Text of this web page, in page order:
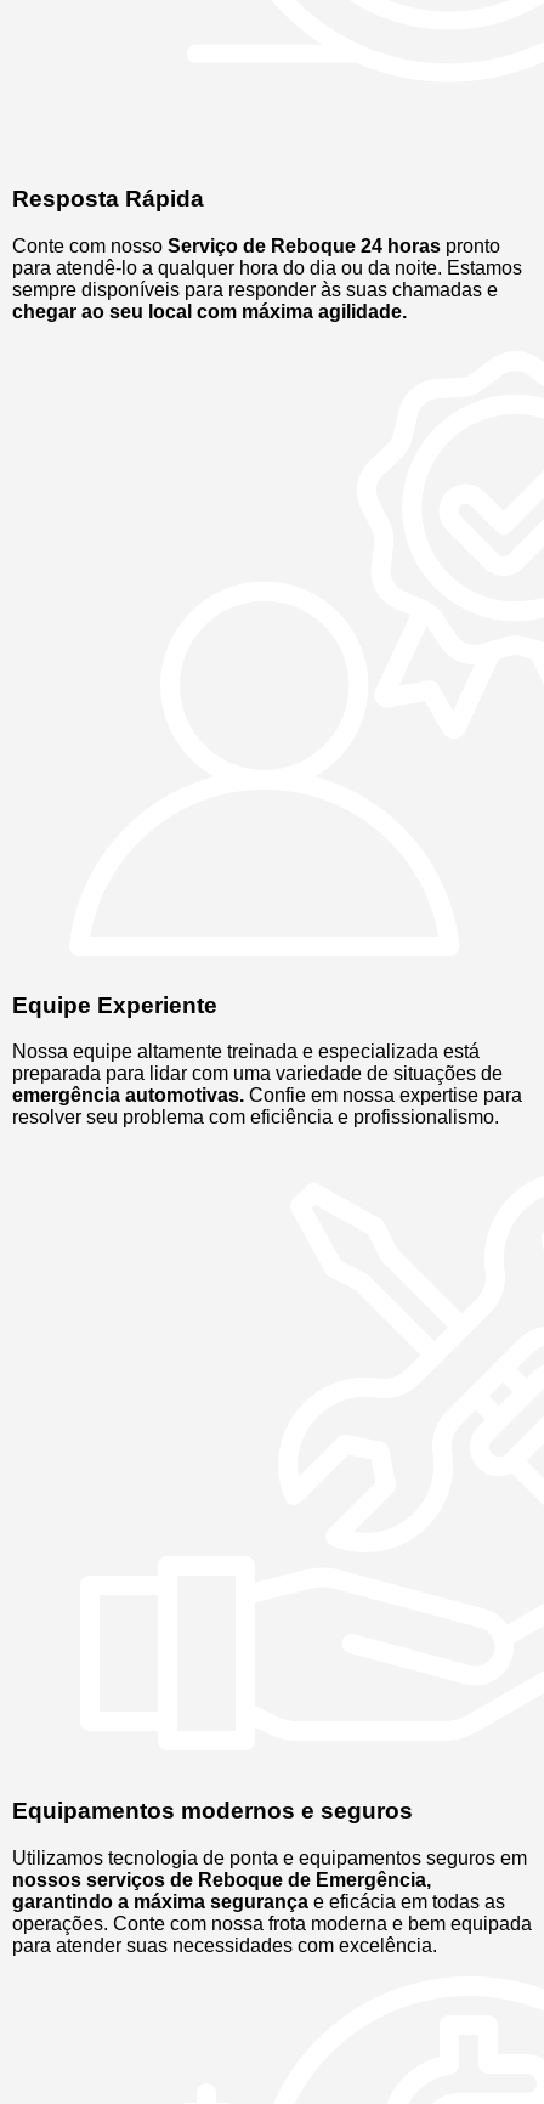
Resposta Rápida
Conte com nosso Serviço de Reboque 24 horas pronto
para atendê-lo a qualquer hora do dia ou da noite. Estamos
sempre disponíveis para responder às suas chamadas e
chegar ao seu local com máxima agilidade.
Equipe Experiente
Nossa equipe altamente treinada e especializada está
preparada para lidar com uma variedade de situações de
emergência automotivas. Confie em nossa expertise para
resolver seu problema com eficiência e profissionalismo.
Equipamentos modernos e seguros
Utilizamos tecnologia de ponta e equipamentos seguros em
nossos serviços de Reboque de Emergência,
garantindo a máxima segurança e eficácia em todas as
operações. Conte com nossa frota moderna e bem equipada
para atender suas necessidades com excelência.